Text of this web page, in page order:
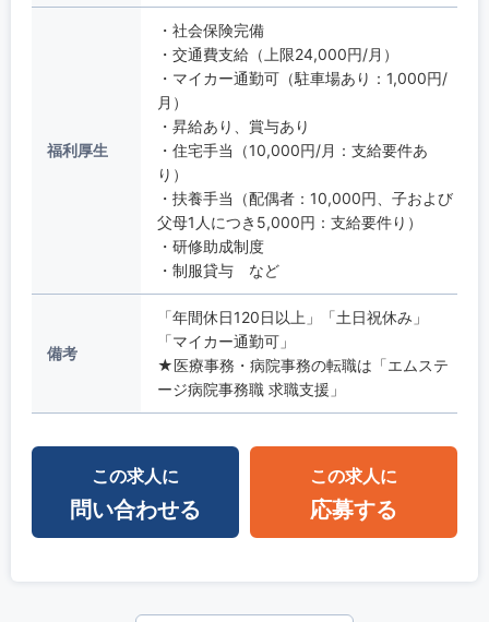
福利厚生
・社会保険完備
・交通費支給（上限24,000円/月）
・マイカー通勤可（駐車場あり：1,000円/
月）
・昇給あり、賞与あり
・住宅手当（10,000円/月：支給要件あ
り）
・扶養手当（配偶者：10,000円、子および
父母1人につき5,000円：支給要件り）
・研修助成制度
・制服貸与 など
備考
「年間休日120日以上」「土日祝休み」
「マイカー通勤可」
★医療事務・病院事務の転職は「エムステ
ージ病院事務職 求職支援」
この求人に
問い合わせる
この求人に
応募する